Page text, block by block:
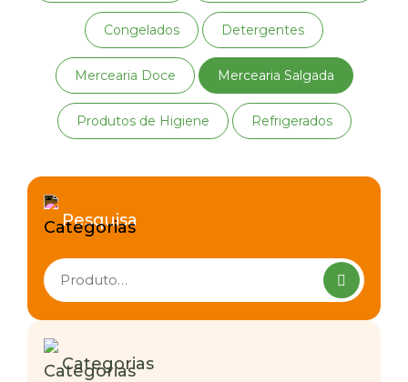
Congelados Detergentes
Mercearia Doce Mercearia Salgada
Produtos de Higiene Refrigerados
Pesquisa
Pesquisar
produtos
Categorias